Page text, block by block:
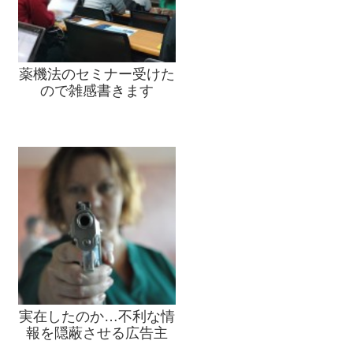
薬機法のセミナー受けた
ので雑感書きます
実在したのか…不利な情
報を隠蔽させる広告主